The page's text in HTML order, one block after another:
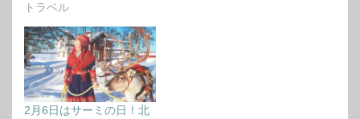
トラベル
2月6日はサーミの日！北